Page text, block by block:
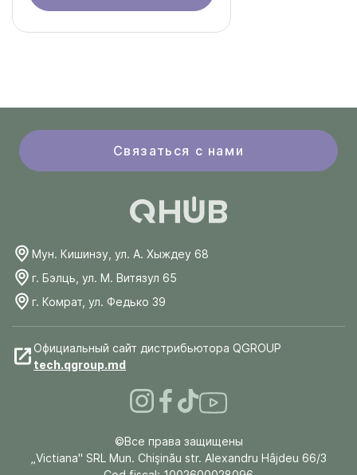
Связаться с нами
Мун. Кишинэу, ул. А. Хыждеу 68
г. Бэлць, ул. М. Витязул 65
г. Комрат, ул. Федько 39
Официальный сайт дистрибьютора QGROUP
tech.qgroup.md
©Все права защищены
„Victiana" SRL Mun. Chişinău str. Alexandru Hâjdeu 66/3